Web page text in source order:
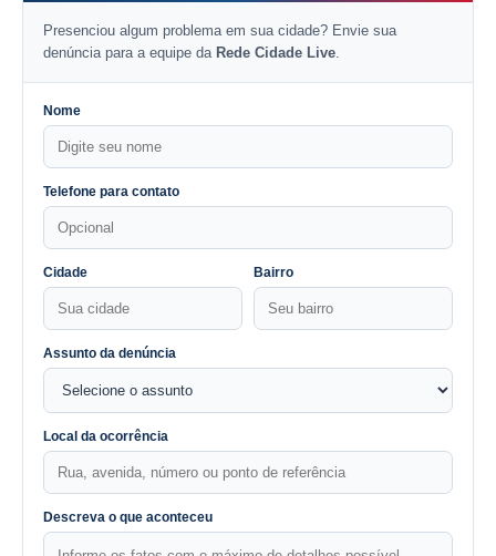
Presenciou algum problema em sua cidade? Envie sua
denúncia para a equipe da Rede Cidade Live
Nome
Telefone para contato
Cidade Bairro
Assunto da denúncia
Local da ocorrência
Descreva o que aconteceu